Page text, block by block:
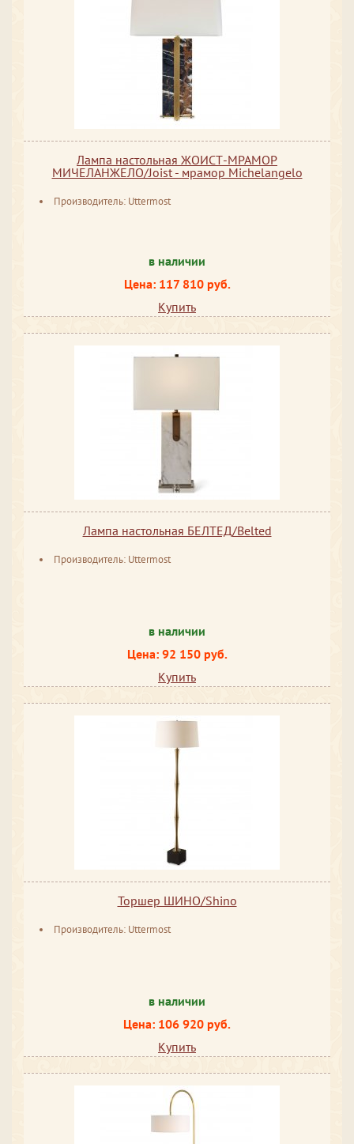
Лампа настольная ЖОИСТ-МРАМОР
МИЧЕЛАНЖЕЛО/Joist - мрамор Michelangelo
Производитель: Uttermost
в наличии
Цена: 117 810 руб.
Купить
Лампа настольная БЕЛТЕД/Belted
Производитель: Uttermost
в наличии
Цена: 92 150 руб.
Купить
Торшер ШИНО/Shino
Производитель: Uttermost
в наличии
Цена: 106 920 руб.
Купить